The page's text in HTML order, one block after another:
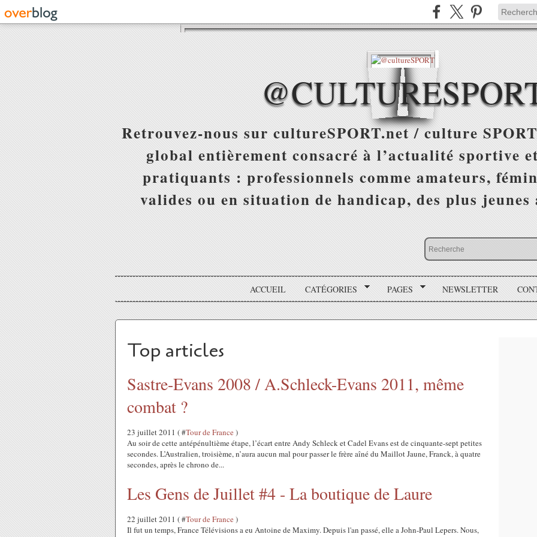
Retrouvez-nous sur cultureSPORT.net / culture
global entièrement consacré à l’actualité sportive
pratiquants : professionnels comme amateurs,
valides ou en situation de handicap, des plus
ACCUEIL CATÉGORIES PAGES NEWSLETTER
Top articles
Sastre-Evans 2008 / A.Schleck-Evans 2011, même
combat ?
23 juillet 2011 ( #Tour de France)
Au soir de cette antépénultième étape, l’écart entre Andy Schleck et Cadel Evans est de cinquante-sept petites
secondes. L’Australien, troisième, n’aura aucun mal pour passer le frère aîné du Maillot Jaune, Franck, à quatre
secondes, après le chrono de...
Les Gens de Juillet #4 - La boutique de Laure
22 juillet 2011 ( #Tour de France)
Il fut un temps, France Télévisions a eu Antoine de Maximy. Depuis l'an passé, elle a John-Paul Lepers. Nous,